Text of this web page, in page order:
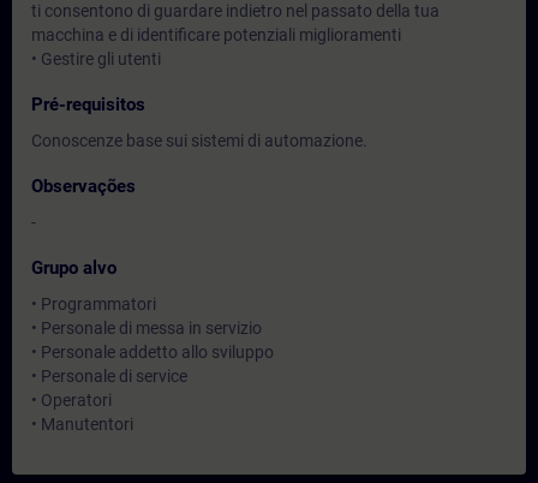
ti consentono di guardare indietro nel passato della tua
macchina e di identificare potenziali miglioramenti
• Gestire gli utenti
Pré-requisitos
Conoscenze base sui sistemi di automazione.
Observações
-
Grupo alvo
• Programmatori
• Personale di messa in servizio
• Personale addetto allo sviluppo
• Personale di service
• Operatori
• Manutentori